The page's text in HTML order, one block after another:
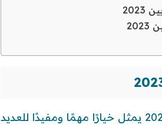
الحصول على منح دراسية في السعودية لغير السعوديين 2023 يمثل خيارًا مهمًا ومفيدًا للعديد